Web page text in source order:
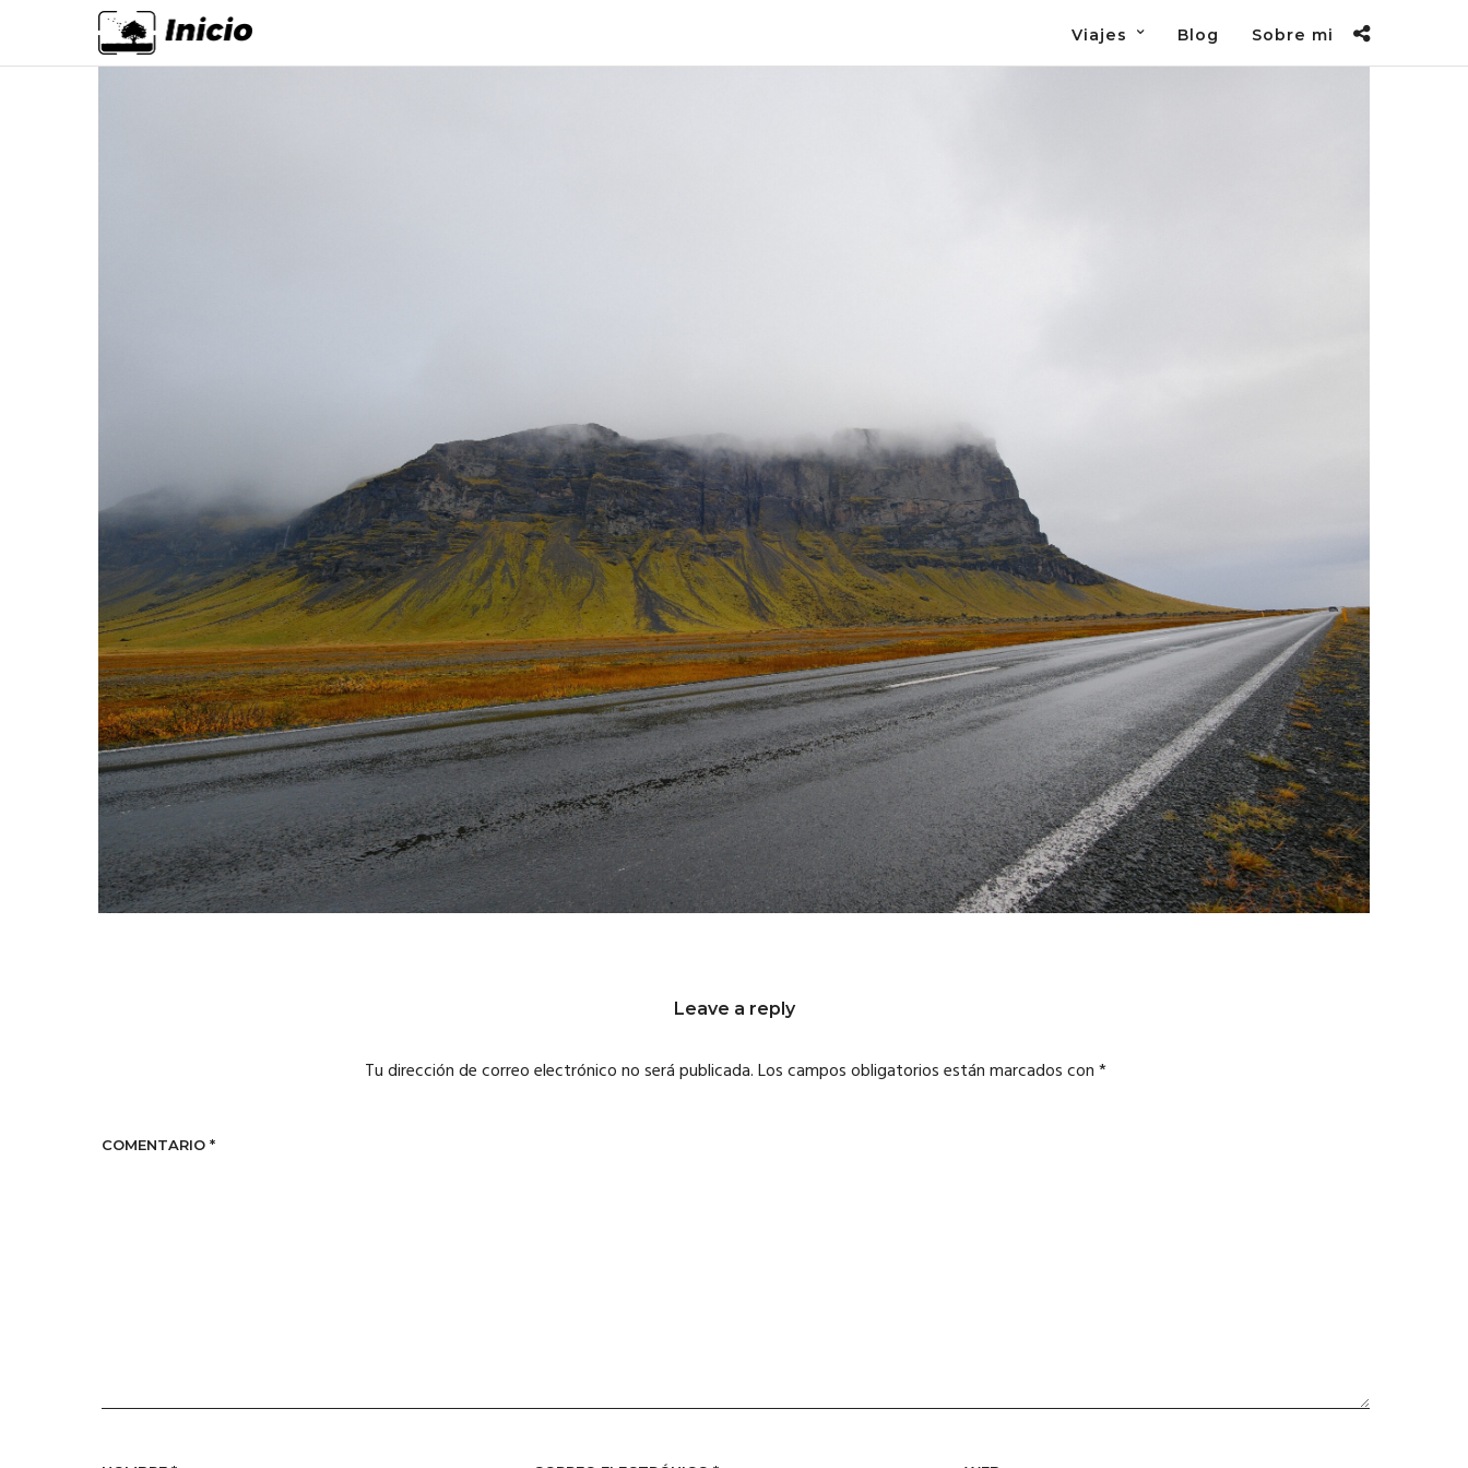
Viajes Blog Sobre mi
Leave a reply
Tu dirección de correo electrónico no será publicada.Los campos obligatorios están marcados con*
COMENTARIO *